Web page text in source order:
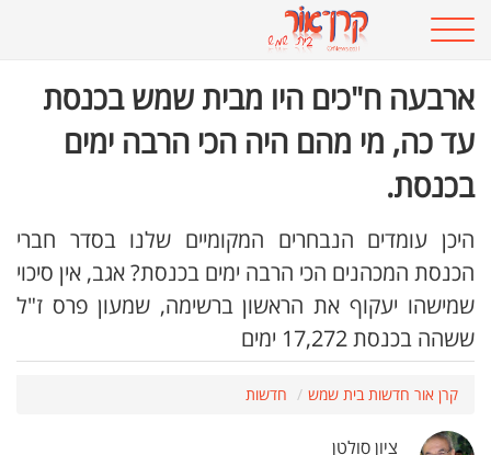
ארבעה ח"כים היו מבית שמש בכנסת
עד כה, מי מהם היה הכי הרבה ימים
בכנסת.
היכן עומדים הנבחרים המקומיים שלנו בסדר חברי
הכנסת המכהנים הכי הרבה ימים בכנסת? אגב, אין סיכוי
שמישהו יעקוף את הראשון ברשימה, שמעון פרס ז"ל
ששהה בכנסת 17,272 ימים
קרן אור חדשות בית שמש חדשות
ציון סולטן